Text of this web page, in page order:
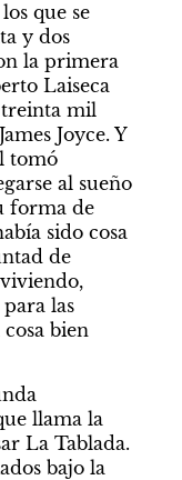
que se
y dos
la primera
Laiseca
treinta mil
Joyce. Y
tomó
al sueño
forma de
sido cosa
de
las
bien
llama la
La Tablada.
bajo la